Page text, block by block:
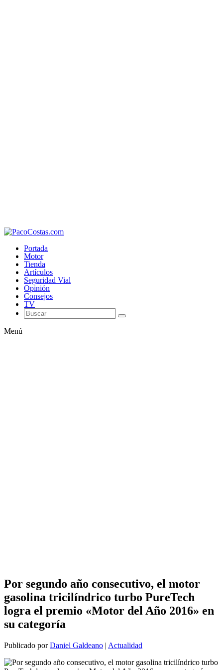
Portada
Motor
Tienda
Artículos
Seguridad Vial
Opinión
Consejos
TV
Menú
Por segundo año consecutivo, el motor
gasolina tricilíndrico turbo PureTech
logra el premio «Motor del Año 2016» en
su categoría
Publicado porDaniel Galdeano | Actualidad